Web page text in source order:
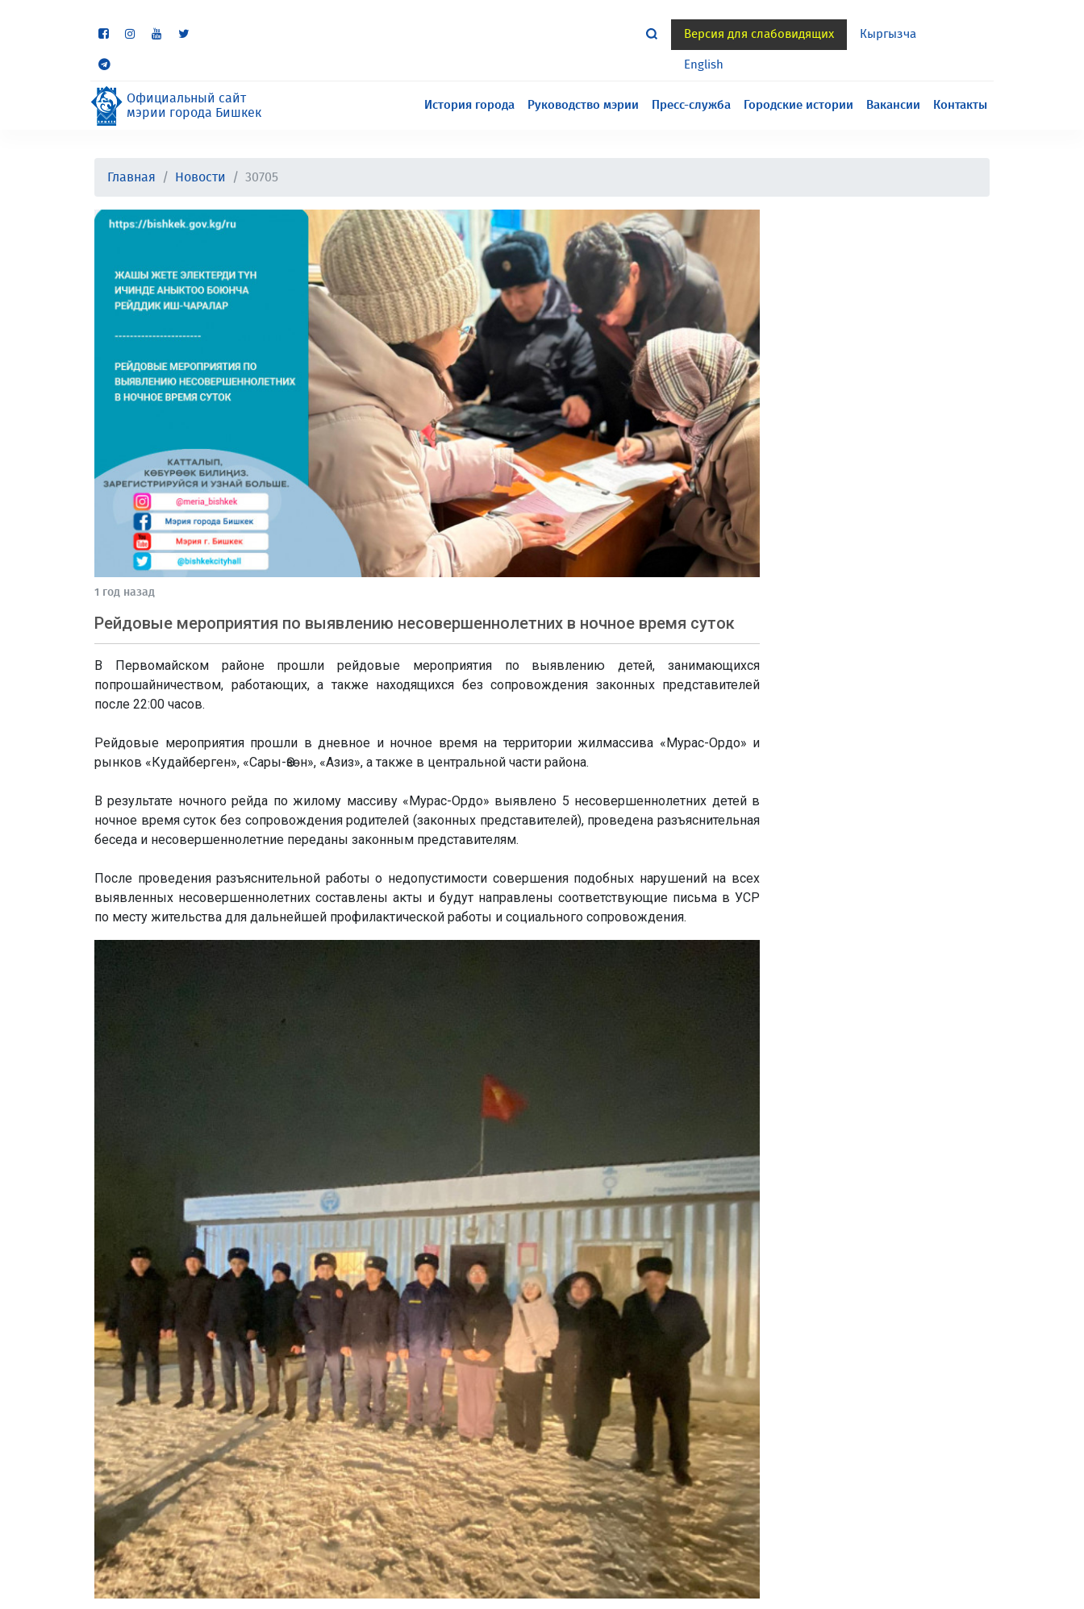
Версия для слабовидящих Кыргызча
English
Официальный сайт
мэрии города Бишкек
История города Руководство мэрии Пресс-служба Городские истории Вакансии Контакты
Главная Новости 30705
1 год назад
Рейдовые мероприятия по выявлению несовершеннолетних в ночное время суток
В Первомайском районе прошли рейдовые мероприятия по выявлению детей, занимающихся
попрошайничеством, работающих, а также находящихся без сопровождения законных представителей
после 22:00 часов.
Рейдовые мероприятия прошли в дневное и ночное время на территории жилмассива «Мурас-Ордо» и
рынков «Кудайберген», «Сары-Өзөн», «Азиз», а также в центральной части района.
В результате ночного рейда по жилому массиву «Мурас-Ордо» выявлено 5 несовершеннолетних детей в
ночное время суток без сопровождения родителей (законных представителей), проведена разъяснительная
беседа и несовершеннолетние переданы законным представителям.
После проведения разъяснительной работы о недопустимости совершения подобных нарушений на всех
выявленных несовершеннолетних составлены акты и будут направлены соответствующие письма в УСР
по месту жительства для дальнейшей профилактической работы и социального сопровождения.